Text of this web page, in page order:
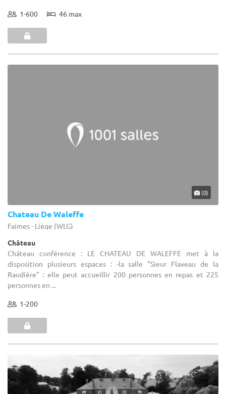
1-600 46 max
(0)
Chateau De Waleffe
Faimes - Liège (WLG)
Château
Château conférence : LE CHATEAU DE WALEFFE met à la
disposition plusieurs espaces : -la salle "Sieur Flaveau de la
Raudière" : elle peut accueillir 200 personnes en repas et 225
personnes en ...
1-200